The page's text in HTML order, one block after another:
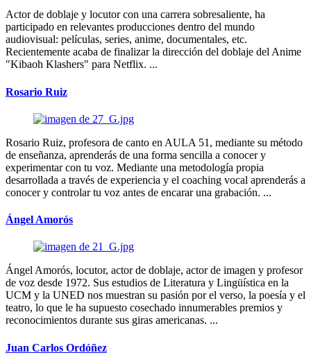
Actor de doblaje y locutor con una carrera sobresaliente, ha
participado en relevantes producciones dentro del mundo
audiovisual: películas, series, anime, documentales, etc.
Recientemente acaba de finalizar la dirección del doblaje del Anime
"Kibaoh Klashers" para Netflix. ...
Rosario Ruiz
Rosario Ruiz, profesora de canto en AULA 51, mediante su método
de enseñanza, aprenderás de una forma sencilla a conocer y
experimentar con tu voz. Mediante una metodología propia
desarrollada a través de experiencia y el coaching vocal aprenderás a
conocer y controlar tu voz antes de encarar una grabación. ...
Ángel Amorós
Ángel Amorós, locutor, actor de doblaje, actor de imagen y profesor
de voz desde 1972. Sus estudios de Literatura y Lingüística en la
UCM y la UNED nos muestran su pasión por el verso, la poesía y el
teatro, lo que le ha supuesto cosechado innumerables premios y
reconocimientos durante sus giras americanas. ...
Juan Carlos Ordóñez